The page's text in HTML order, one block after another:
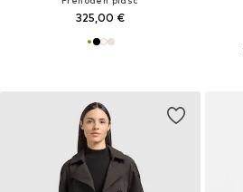
325,00 €